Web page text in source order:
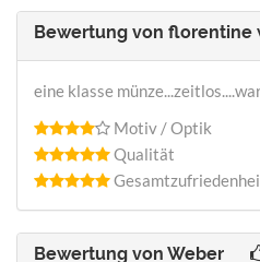
Bewertung von florentine
eine klasse
Motiv / Optik
Qualität
Bewertung von Weber